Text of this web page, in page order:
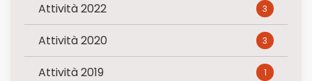
Attività 2022 3
Attività 2020 3
Attività 2019 1